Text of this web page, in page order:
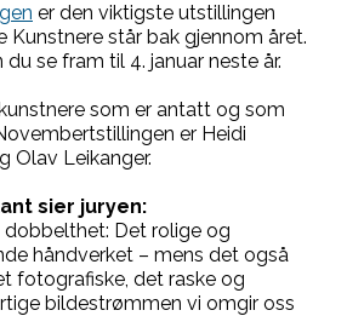
er den viktigste utstillingen
Kunstnere står bak gjennom året.
se fram til 4. januar neste år.
som er antatt og som
er Heidi
Olav Leikanger.
sier juryen:
dobbelthet: Det rolige og
håndverket – mens det også
fotografiske, det raske og
bildestrømmen vi omgir oss